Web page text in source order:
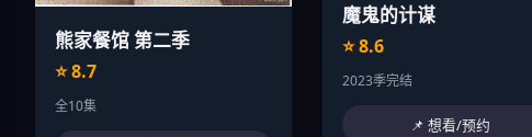
熊家餐馆 第二季
⭐ 8.7
全10集
魔鬼的计谋
⭐ 8.6
2023季完结
📌 想看/预约